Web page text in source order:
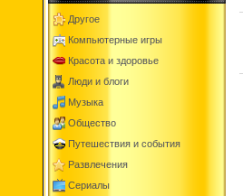
Другое
Компьютерные игры
Красота и здоровье
Люди и блоги
Музыка
Общество
Путешествия и события
Развлечения
Сериалы